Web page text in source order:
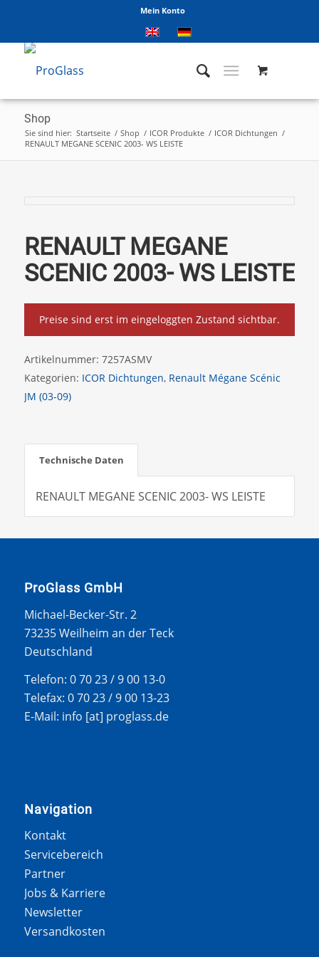
Mein Konto
Shop
Sie sind hier: Startseite / Shop / ICOR Produkte / ICOR Dichtungen /
RENAULT MEGANE SCENIC 2003- WS LEISTE
RENAULT MEGANE
SCENIC 2003- WS LEISTE
Preise sind erst im eingeloggten Zustand sichtbar.
Artikelnummer: 7257ASMV
Kategorien: ICOR Dichtungen, Renault Mégane Scénic
JM (03-09)
Technische Daten
RENAULT MEGANE SCENIC 2003- WS LEISTE
ProGlass GmbH
Michael-Becker-Str. 2
73235 Weilheim an der Teck
Deutschland
Telefon: 0 70 23 / 9 00 13-0
Telefax: 0 70 23 / 9 00 13-23
E-Mail: info [at] proglass.de
Navigation
Kontakt
Servicebereich
Partner
Jobs & Karriere
Newsletter
Versandkosten